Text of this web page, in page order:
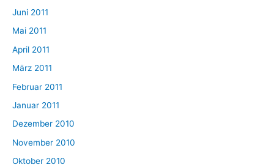
Juni 2011
Mai 2011
April 2011
März 2011
Februar 2011
Januar 2011
Dezember 2010
November 2010
Oktober 2010